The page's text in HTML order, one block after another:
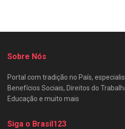
Sobre Nós
Portal com tradição no País,
Benefícios Sociais, Direitos do
Educação e muito mais
Siga o Brasil123